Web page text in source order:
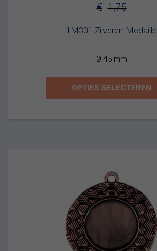
1M301 Zilveren Medaille
€ 1,75
Oorspronkelijke
Ø 45 mm
OPTIES SELECTEREN